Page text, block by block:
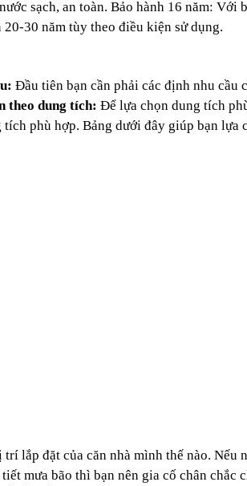
sạch, an toàn. Bảo hành 16 năm: Với
30 năm tùy theo điều kiện sử dụng.
Đầu tiên bạn cần phải các định nhu cầu
theo dung tích: Để lựa chọn dung tích
tích phù hợp. Bảng dưới đây giúp bạn lựa
lắp đặt của căn nhà mình thế nào. Nếu
mưa bão thì bạn nên gia cố chân chắc